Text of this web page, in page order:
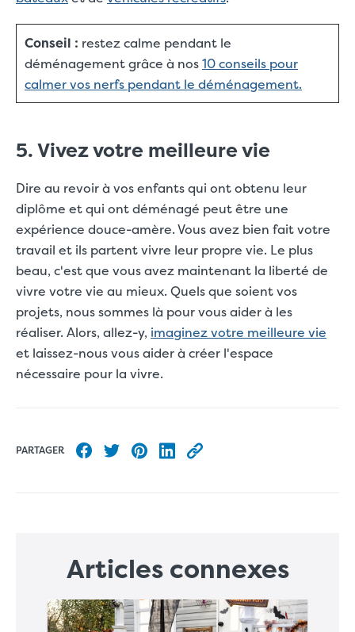
Conseil : restez calme pendant le
déménagement grâce à nos10 conseils pour
calmer vos nerfs pendant le déménagement.
5. Vivez votre meilleure vie
Dire au revoir à vos enfants qui ont obtenu leur
diplôme et qui ont déménagé peut être une
expérience douce-amère. Vous avez bien fait votre
travail et ils partent vivre leur propre vie. Le plus
beau, c'est que vous avez maintenant la liberté de
vivre votre vie au mieux. Quels que soient vos
projets, nous sommes là pour vous aider à les
réaliser. Alors, allez-y, imaginez votre meilleure vie
et laissez-nous vous aider à créer l'espace
nécessaire pour la vivre.
PARTAGER
Partager sur Facebook
Partager sur Twitter
Partager sur Pinterest
Partager sur LinkedIn
Copier l’URL de cet article
Articles connexes